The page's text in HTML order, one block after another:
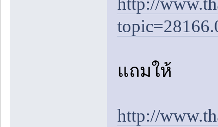
แถมให้
http://